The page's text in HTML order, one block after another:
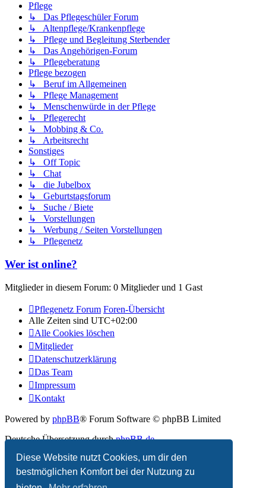
Diese Website nutzt Cookies, um dir den
bestmöglichen Komfort bei der Nutzung zu
Pflege
↳ Das Pflegeschüler Forum
↳ Altenpflege/Krankenpflege
↳ Pflege und Begleitung Sterbender
↳ Das Angehörigen-Forum
↳ Pflegeberatung
Pflege bezogen
↳ Beruf im Allgemeinen
↳ Pflege Management
↳ Menschenwürde in der Pflege
↳ Pflegerecht
↳ Mobbing & Co.
↳ Arbeitsrecht
Sonstiges
↳ Off Topic
↳ Chat
↳ die Jubelbox
↳ Geburtstagsforum
↳ Suche / Biete
↳ Vorstellungen
↳ Werbung / Seiten Vorstellungen
↳ Pflegenetz
Wer ist online?
Mitglieder in diesem Forum: 0 Mitglieder und 1 Gast
Pflegenetz Forum Foren-Übersicht
Alle Zeiten sind UTC+02:00
Alle Cookies löschen
Mitglieder
Datenschutzerklärung
Das Team
Impressum
Kontakt
Powered by phpBB® Forum Software © phpBB Limited
Deutsche Übersetzung durchphpBB.de
Datenschutz |Nutzungsbedingungen